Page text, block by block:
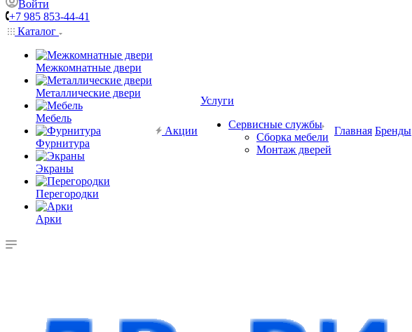
Войти
+7 985 853-44-41
Каталог
Межкомнатные двери
Металлические двери
Мебель
Фурнитура
Экраны
Перегородки
Арки
Акции
Услуги
Сервисные службы
Сборка мебели
Монтаж дверей
Главная Бренды